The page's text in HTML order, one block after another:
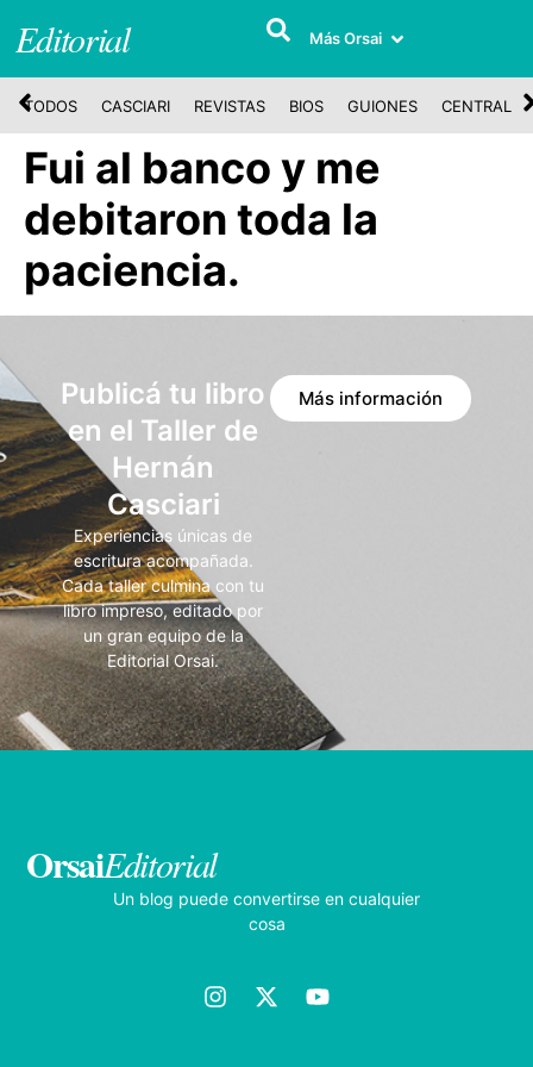
Editorial Más Orsai
TODOS CASCIARI REVISTAS BIOS GUIONES CENTRAL
Fui al banco y me
debitaron toda la
paciencia.
Publicá tu libro
en el Taller de
Hernán
Casciari
Experiencias únicas de
escritura acompañada.
Cada taller culmina con tu
libro impreso, editado por
un gran equipo de la
Editorial Orsai.
Más información
OrsaiEditorial
Un blog puede convertirse en cualquier
cosa